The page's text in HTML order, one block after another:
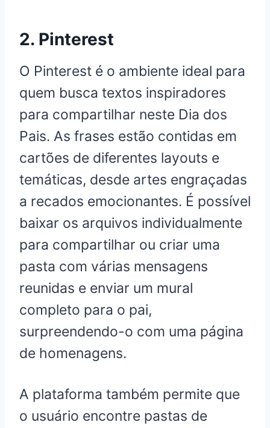
2. Pinterest
O Pinterest é o ambiente ideal para
quem busca textos inspiradores
para compartilhar neste Dia dos
Pais. As frases estão contidas em
cartões de diferentes layouts e
temáticas, desde artes engraçadas
a recados emocionantes. É possível
baixar os arquivos individualmente
para compartilhar ou criar uma
pasta com várias mensagens
reunidas e enviar um mural
completo para o pai,
surpreendendo-o com uma página
de homenagens.
A plataforma também permite que
o usuário encontre pastas de